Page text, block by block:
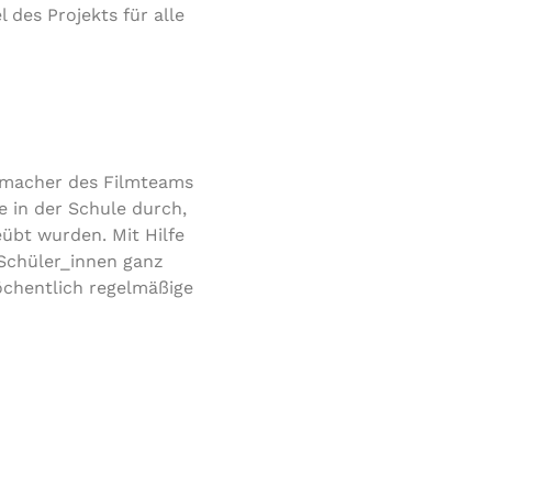
des Projekts für alle
des Filmteams
in der Schule durch,
wurden. Mit Hilfe
ganz
regelmäßige